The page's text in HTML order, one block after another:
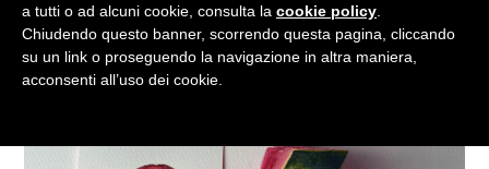
a tutti o ad alcuni cookie, consulta la cookie policy
Chiudendo questo banner, scorrendo questa pagina, cliccando
su un link o proseguendo la navigazione in altra maniera,
acconsenti all’uso dei cookie.